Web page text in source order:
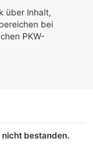
über Inhalt,
bei
PKW-
bestanden.